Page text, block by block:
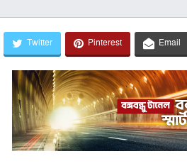
Twitter Pinterest Email